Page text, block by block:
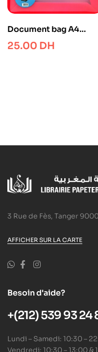
Document bag A4
Ecolo
25.00 DH
3 Rue de Fès, Tanger
AFFICHER SUR LA CARTE
Besoin d'aide?
+(212) 539 93 24
Lundi – Samedi: 10:30 –
Vendredi: 10:30 – 13:00 &